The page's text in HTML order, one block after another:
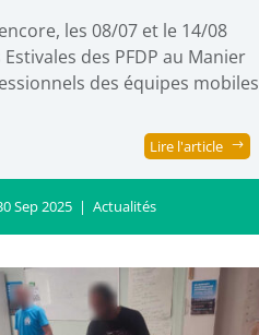
les 08/07 et le 14/08
des PFDP au Manier
des équipes mobiles
Lire l'article
Sep 2025 | Actualités